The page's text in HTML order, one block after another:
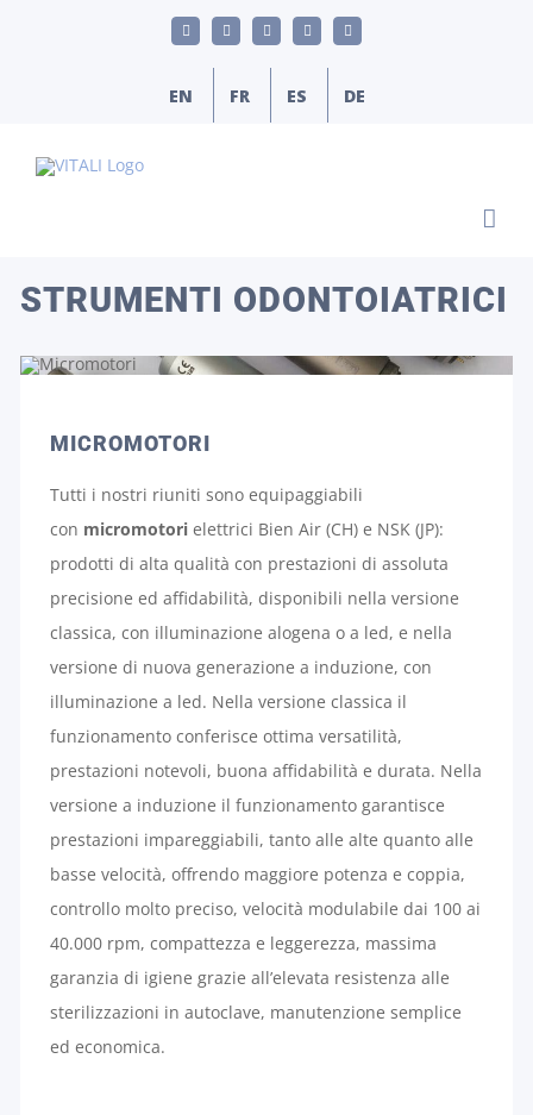
LinkedInYouTubeFacebookEmail Phone
EN FR ES DE
STRUMENTI ODONTOIATRICI
MICROMOTORI
Tutti i nostri riuniti sono equipaggiabili
con micromotorielettrici Bien Air (CH) e NSK (JP):
prodotti di alta qualità con prestazioni di assoluta
precisione ed affidabilità, disponibili nella versione
classica, con illuminazione alogena o a led, e nella
versione di nuova generazione a induzione, con
illuminazione a led. Nella versione classica il
funzionamento conferisce ottima versatilità,
prestazioni notevoli, buona affidabilità e durata. Nella
versione a induzione il funzionamento garantisce
prestazioni impareggiabili, tanto alle alte quanto alle
basse velocità, offrendo maggiore potenza e coppia,
controllo molto preciso, velocità modulabile dai 100 ai
40.000 rpm, compattezza e leggerezza, massima
garanzia di igiene grazie all’elevata resistenza alle
sterilizzazioni in autoclave, manutenzione semplice
ed economica.